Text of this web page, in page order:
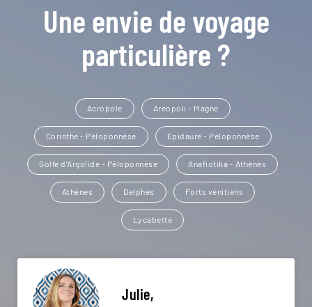
Une envie de voyage
particulière ?
Acropole Areopoli - Magne
Corinthe - Péloponnèse Epidaure - Péloponnèse
Golfe d'Argolide - Péloponnèse Anafiotika - Athènes
Athènes Delphes Forts vénitiens
Lycabette
Julie,